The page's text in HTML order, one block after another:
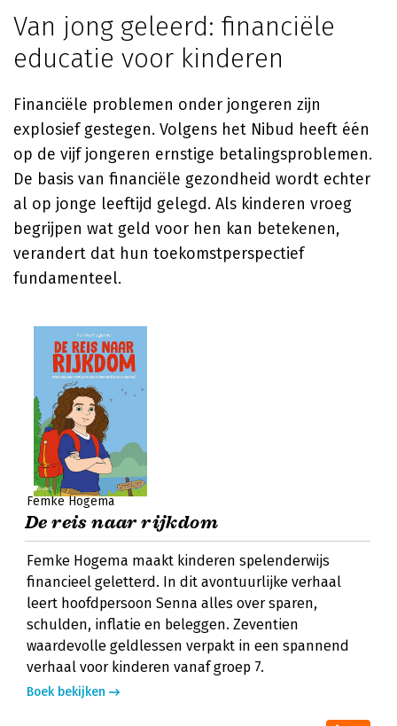
Van jong geleerd: financiële
educatie voor kinderen
Financiële problemen onder jongeren zijn
explosief gestegen. Volgens het Nibud heeft één
op de vijf jongeren ernstige betalingsproblemen.
De basis van financiële gezondheid wordt echter
al op jonge leeftijd gelegd. Als kinderen vroeg
begrijpen wat geld voor hen kan betekenen,
verandert dat hun toekomstperspectief
fundamenteel.
Femke Hogema
De reis naar rijkdom
Femke Hogema maakt kinderen spelenderwijs
financieel geletterd. In dit avontuurlijke verhaal
leert hoofdpersoon Senna alles over sparen,
schulden, inflatie en beleggen. Zeventien
waardevolle geldlessen verpakt in een spannend
verhaal voor kinderen vanaf groep 7.
Boek bekijken